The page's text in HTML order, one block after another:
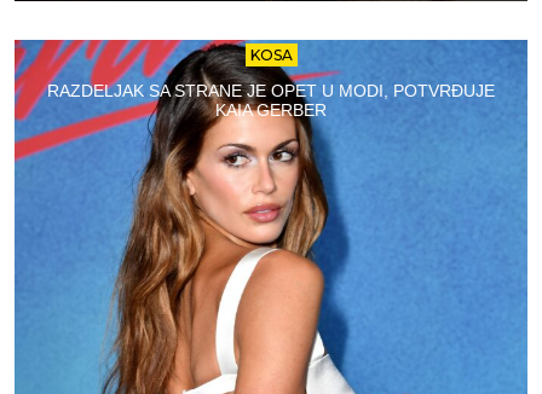
KOSA
RAZDELJAK SA STRANE JE OPET U MODI, POTVRĐUJE
KAIA GERBER